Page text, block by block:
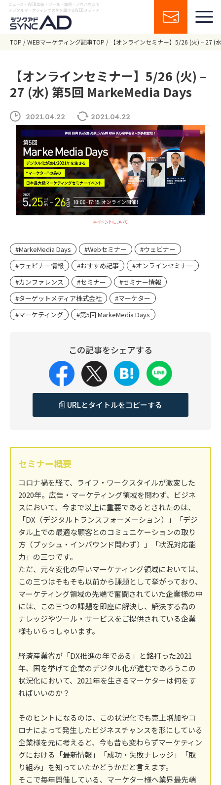
ニュース・WEB広告・ツール・事例・ノウハウまで
デジタルマーケティングの今を届けるWEBメディア
TOP WEBマーケティング記事TOP 【オンラインセミナー】5/26 (火) – 27 (
【オンラインセミナー】5/26 (火) –
27 (水) 第5回 MarkeMedia Days
2021.04.22 2021.04.22
#MarkeMedia Days #Webセミナー
#ウェビナー
#ウェビナー情報
#おすすめ記事
#オンラインセミナー
#カンファレンス
#セミナー
#セミナー情報
#ターゲットメディア株式会社
#マーケター
#マーケティング
#第5回 MarkeMedia Days
この記事をシェアする
URLとタイトルをコピーする
セミナー概要
コロナ禍を経て、ライフ・ワークスタイルが激変した
2020年。広告・マーケティング領域を問わず、ビジネ
スにおいて、今まで以上に重要であるとされたのは、
「DX（デジタルトランスフォーメーション）」「デジ
タル上での最適な顧客とのコミュニケーションの取り
方（プッシュ・インバウンド問わず）」「状況対応能
力」の三つです。
ただ、元々変化の早いマーケティング領域においては、
この三つはそもそも以前から課題として挙がっており、
マーケティング領域の先端で奮闘されていた企業様の中
には、この三つの課題を即座に解決し、解決する為の
ナレッジやツール・サービスをご提供されている企業
様もいらっしゃいます。
経済産業省が「DX推進の年である」と銘打った2021
年、国を挙げて企業のデジタル化が進むであろうこの
状況化において、2021年を生きるマーケターは何をす
ればいいのか？
そのヒントになるのは、この状況化でも売上増加やコ
ロナによって発生したビジネスチャンスを形にしている
企業様を元に考えると、今も昔も変わらずマーケティン
グにおける「最新情報」「成功・失敗ナレッジ」「取
り組み」を知っていたかどうかだと言えます。
そこで毎年開催している、マーケター様へ業界最先端